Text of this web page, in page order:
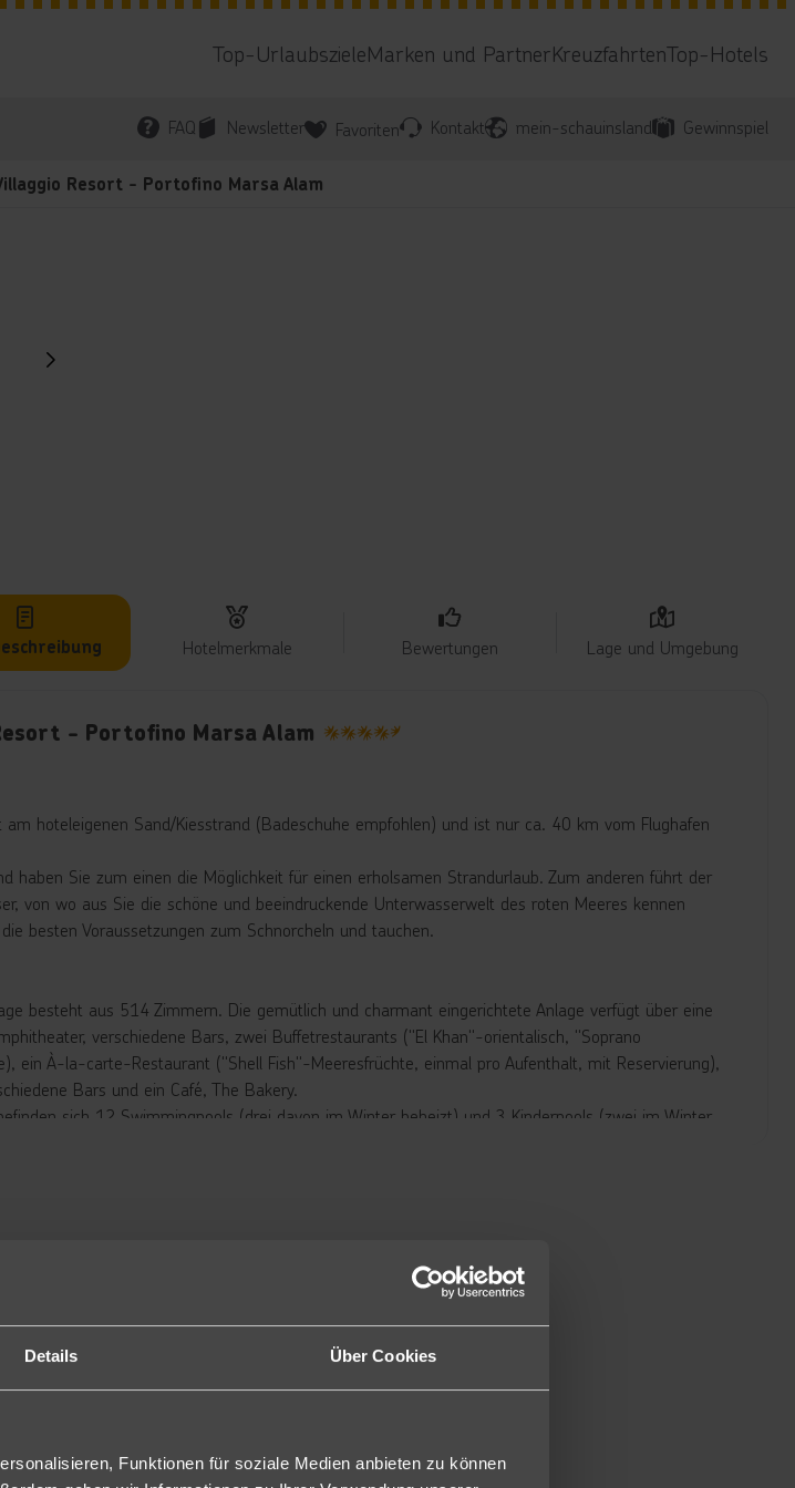
Details Über Cookies
Funktionen für soziale Medien anbieten zu können
Top-UrlaubszieleMarken und PartnerKreuzfahrtenTop-Hotels
FAQ Newsletter Favoriten Kontakt mein-schauinsland Gewinnspiel
Resort - Portofino Marsa Alam
Hotelmerkmale Bewertungen Lage und Umgebung
- Portofino Marsa Alam
hoteleigenen Sand/Kiesstrand (Badeschuhe empfohlen) und ist nur ca. 40 km vom Flughafen
haben Sie zum einen die Möglichkeit für einen erholsamen Strandurlaub. Zum anderen führt der
von wo aus Sie die schöne und beeindruckende Unterwasserwelt des roten Meeres kennen
besten Voraussetzungen zum Schnorcheln und tauchen.
besteht aus 514 Zimmern. Die gemütlich und charmant eingerichtete Anlage verfügt über eine
verschiedene Bars, zwei Buffetrestaurants ("El Khan"-orientalisch, "Soprano
ein À-la-carte-Restaurant ("Shell Fish"-Meeresfrüchte, einmal pro Aufenthalt, mit Reservierung),
Bars und ein Café, The Bakery.
sich 12 Swimmingpools (drei davon im Winter beheizt) und 3 Kinderpools (zwei im Winter
sind am Pool und am Strand kostenfrei.
Villaggio" können alle Einrichtungen des Schwesternhotels "Pickalbatros Portofino Vita"
mit Gartenblick sind geräumig (D, ca. 35 m²) ausgestattet mit Dusche/WC, Föhn, Safe,
Wasserkocher, Klimaanlage, Telefon (gegen Gebühr), TV und Balkon oder Terrasse.
buchbar.
(Wasser inkludiert), Wasserkocher, Klimaanlage, Telefon (gegen Gebühr), TV und Terrasse oder